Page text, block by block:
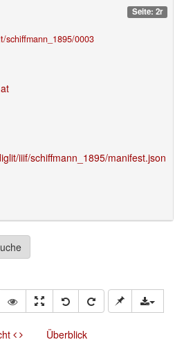
Seite: 2r
schiffmann_1895/0003
iiif/schiffmann_1895/manifest.json
Überblick